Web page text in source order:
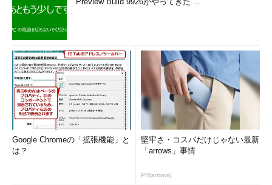
Google Chromeの「拡張機能」と
は？
堅牢さ・コスパだけじゃない最新
「arrows」事情
PR(arrows)